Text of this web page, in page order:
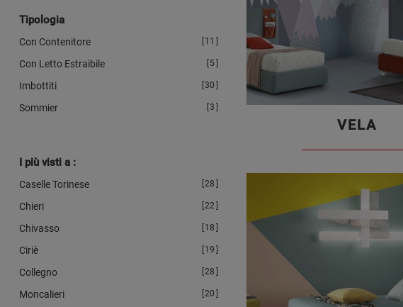
Tipologia
Con Contenitore 11
Con Letto Estraibile 5
Imbottiti 30
Sommier 3
I più visti a :
Caselle Torinese 28
Chieri 22
Chivasso 18
Ciriè 19
Collegno 28
Moncalieri 20
VELA